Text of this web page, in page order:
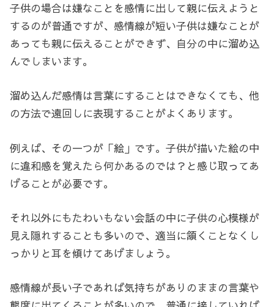
子供の場合は嫌なことを感情に出して親に伝えようと
するのが普通ですが、感情線が短い子供は嫌なことが
あっても親に伝えることができず、自分の中に溜め込
んでしまいます。
溜め込んだ感情は言葉にすることはできなくても、他
の方法で遠回しに表現することがよくあります。
例えば、その一つが「絵」です。子供が描いた絵の中
に違和感を覚えたら何かあるのでは？と感じ取ってあ
げることが必要です。
それ以外にもたわいもない会話の中に子供の心模様が
見え隠れすることも多いので、適当に頷くことなくし
っかりと耳を傾けてあげましょう。
感情線が長い子であれば気持ちがありのままの言葉や